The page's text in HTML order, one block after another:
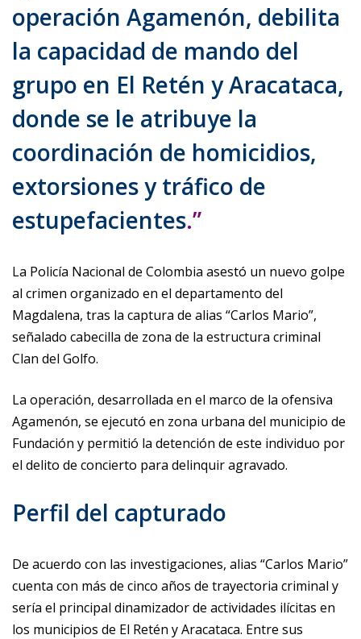
operación Agamenón, debilita
la capacidad de mando del
grupo en El Retén y Aracataca,
donde se le atribuye la
coordinación de homicidios,
extorsiones y tráfico de
estupefacientes.”
La Policía Nacional de Colombia asestó un nuevo golpe
al crimen organizado en el departamento del
Magdalena, tras la captura de alias “Carlos Mario”,
señalado cabecilla de zona de la estructura criminal
Clan del Golfo.
La operación, desarrollada en el marco de la ofensiva
Agamenón, se ejecutó en zona urbana del municipio de
Fundación y permitió la detención de este individuo por
el delito de concierto para delinquir agravado.
Perfil del capturado
De acuerdo con las investigaciones, alias “Carlos Mario”
cuenta con más de cinco años de trayectoria criminal y
sería el principal dinamizador de actividades ilícitas en
los municipios de El Retén y Aracataca. Entre sus